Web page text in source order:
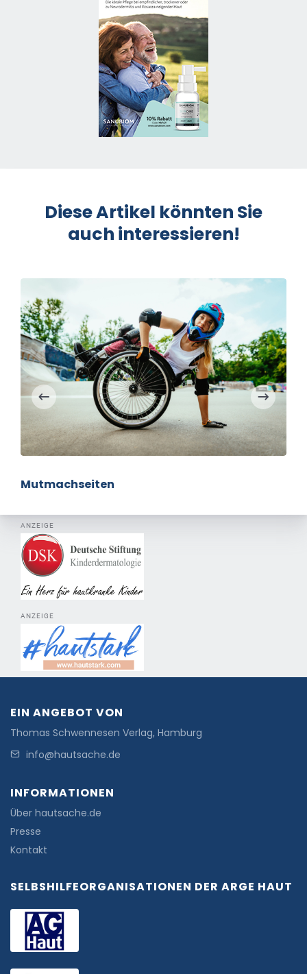
Diese Artikel könnten Sie
auch interessieren!
Mutmachseiten
ANZEIGE
ANZEIGE
EIN ANGEBOT VON
Thomas Schwennesen Verlag, Hamburg
info@hautsache.de
INFORMATIONEN
Über hautsache.de
Presse
Kontakt
SELBSHILFEORGANISATIONEN DER ARGE HAUT